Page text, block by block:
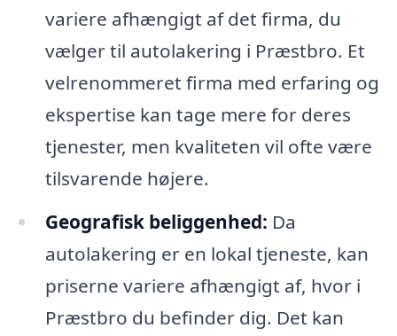
variere afhængigt af det firma, du
vælger til autolakering i Præstbro. Et
velrenommeret firma med erfaring og
ekspertise kan tage mere for deres
tjenester, men kvaliteten vil ofte være
tilsvarende højere.
Geografisk beliggenhed: Da
autolakering er en lokal tjeneste, kan
priserne variere afhængigt af, hvor i
Præstbro du befinder dig. Det kan